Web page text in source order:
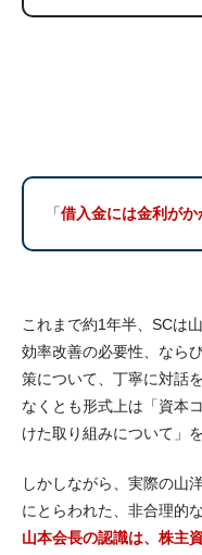
「借入金には金利が
これまで約1年半、SCは
効率改善の必要性、なら
策について、丁寧に対話
なくとも形式上は「資本
けた取り組みについて」
しかしながら、実際の山
にとらわれた、非合理的
山本会長の認識は、株主